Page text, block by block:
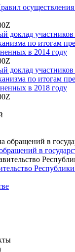
осуществления
доклад
по итогам
в 2014 году
доклад
по итогам
в 2018 году
в